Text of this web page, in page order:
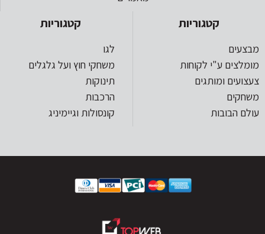
קטגוריות
מבצעים
מומלצים ע"י לקוחות
צעצועים ומותגים
משחקים
עולם הבובות
קטגוריות
לגו
משחקי חוץ ועל גלגלים
תינוקות
הרכבות
קונסולות וגיימיניג